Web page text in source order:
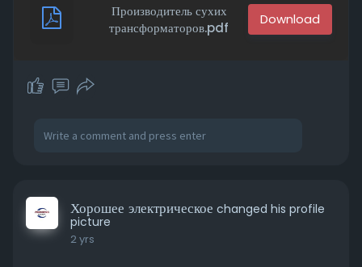
Посетите нас -
http://www.bienelectrical.com/....product_info.a
Производитель сухих
трансформаторов.pdf
Хорошее электрическое changed his profile
picture
2 yrs